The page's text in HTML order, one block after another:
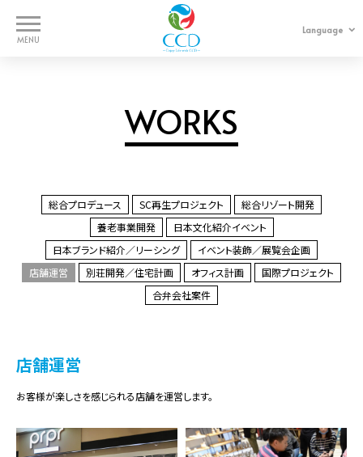
SERVICES
COMPANY
CONTACT
Language
WORKS
総合プロデュース SC再生プロジェクト
総合リゾート開発
養老事業開発
日本文化紹介イベント
日本ブランド紹介／リーシング
イベント装飾／展覧会企画
店舗運営
別荘開発／住宅計画 オフィス計画
国際プロジェクト
合弁会社案件
店舗運営
お客様が楽しさを感じられる店舗を運営します。